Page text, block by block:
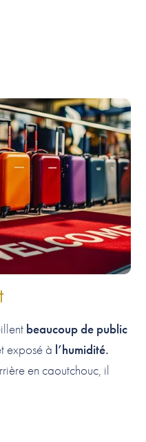
beaucoup de public
exposé à l’humidité.
en caoutchouc, il